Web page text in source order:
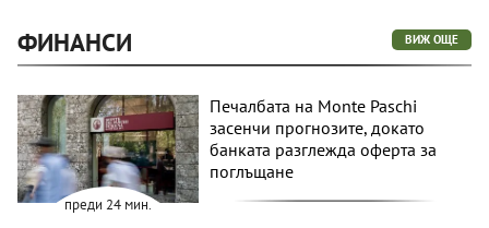
ФИНАНСИ ВИЖ ОЩЕ
преди 24 мин.
Печалбата на Monte Paschi
засенчи прогнозите, докато
банката разглежда оферта за
поглъщане